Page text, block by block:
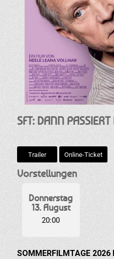
SFT: DANN
Trailer Online-Ticket
Vorstellungen
Donnerstag
13. August
20:00
SOMMERFILMTAGE